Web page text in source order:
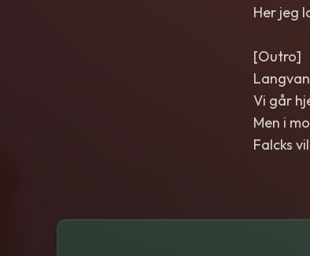
Her jeg
[Outro]
Vi går
Men i
Falcks